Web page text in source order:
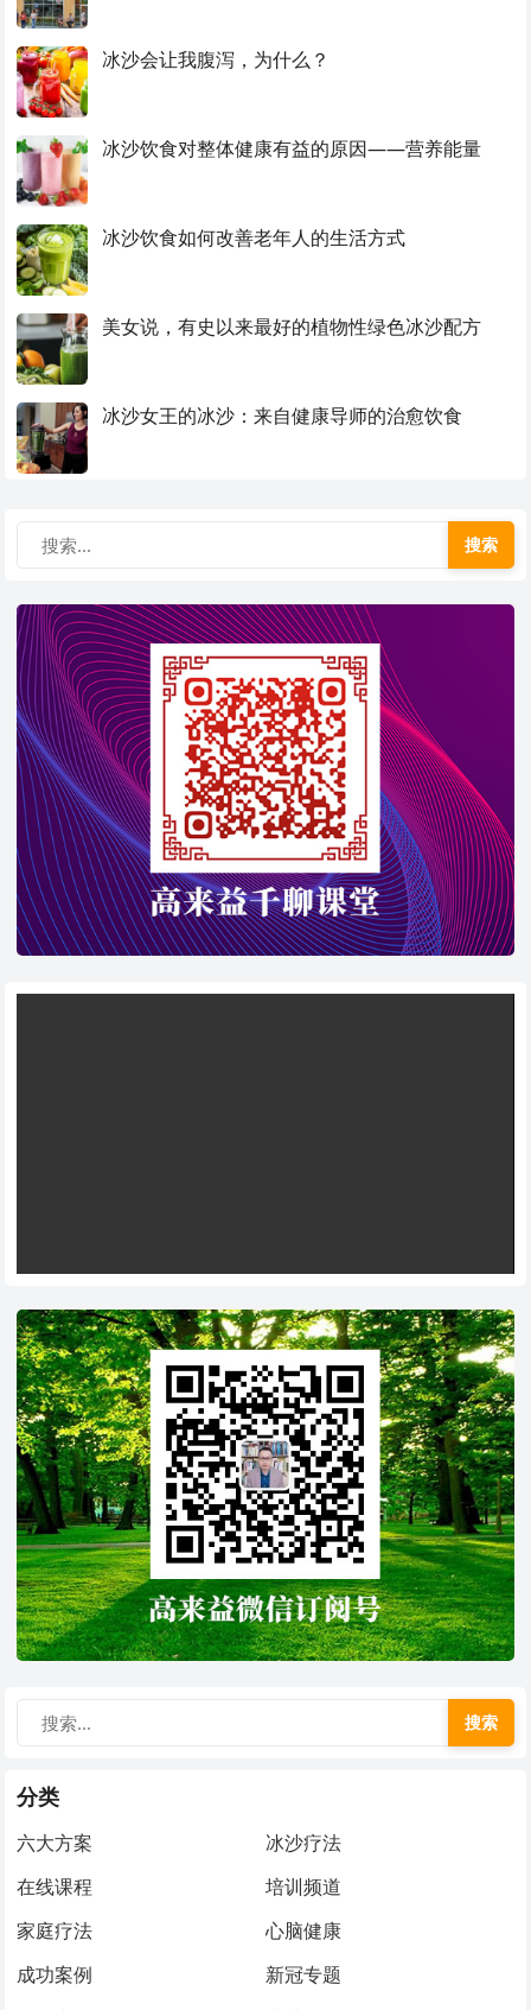
冰沙会让我腹泻，为什么？
冰沙饮食对整体健康有益的原因——营养能量
冰沙饮食如何改善老年人的生活方式
美女说，有史以来最好的植物性绿色冰沙配方
冰沙女王的冰沙：来自健康导师的治愈饮食
搜索
搜索
分类
六大方案
冰沙疗法
在线课程
培训频道
家庭疗法
心脑健康
成功案例
新冠专题